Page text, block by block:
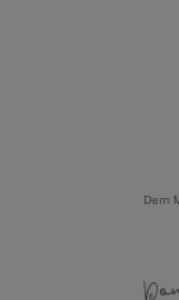
Dem